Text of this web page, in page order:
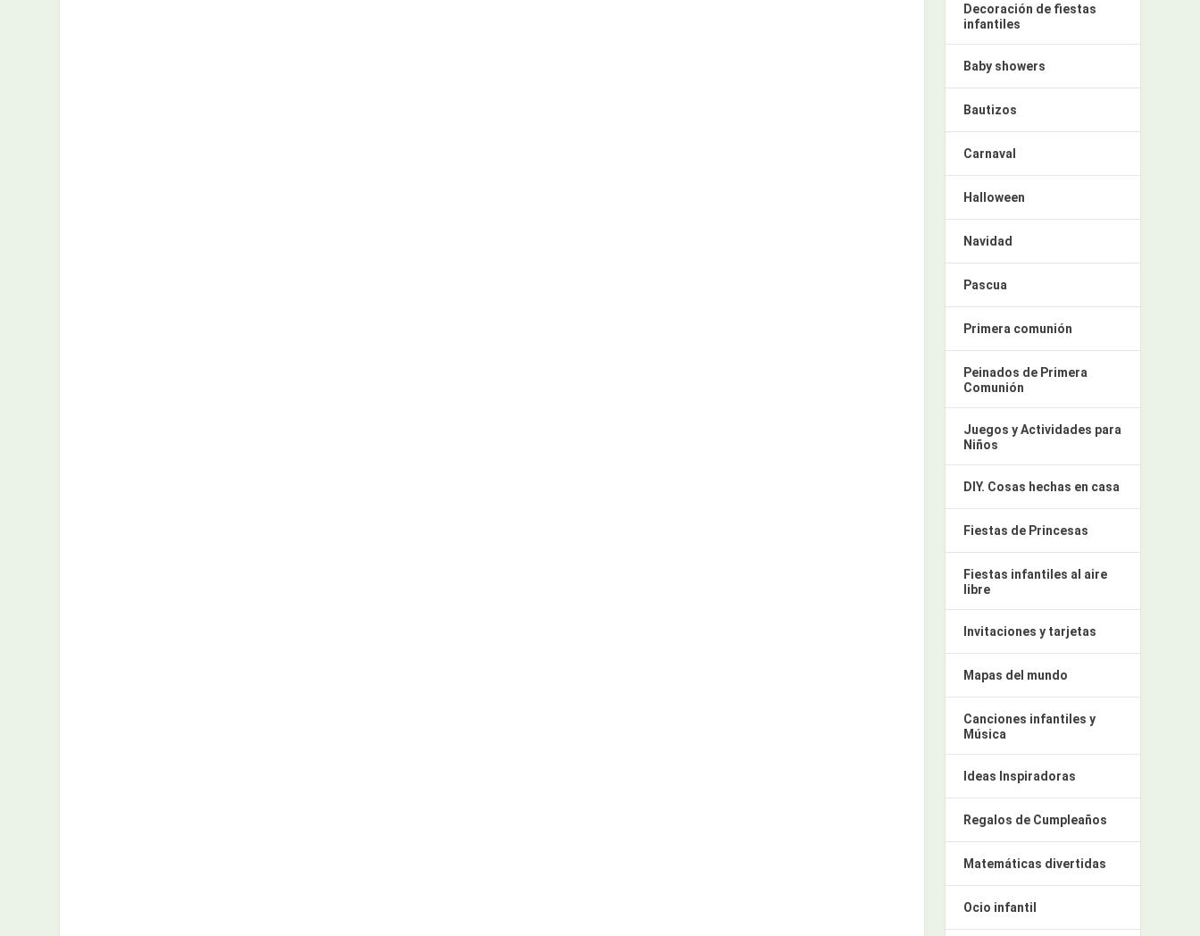
Decoración de fiestas
infantiles
Baby showers
Bautizos
Carnaval
Halloween
Navidad
Pascua
Primera comunión
Peinados de Primera
Comunión
Juegos y Actividades para
Niños
DIY. Cosas hechas en casa
Fiestas de Princesas
Fiestas infantiles al aire
libre
Invitaciones y tarjetas
Mapas del mundo
Canciones infantiles y
Música
Ideas Inspiradoras
Regalos de Cumpleaños
Matemáticas divertidas
Ocio infantil